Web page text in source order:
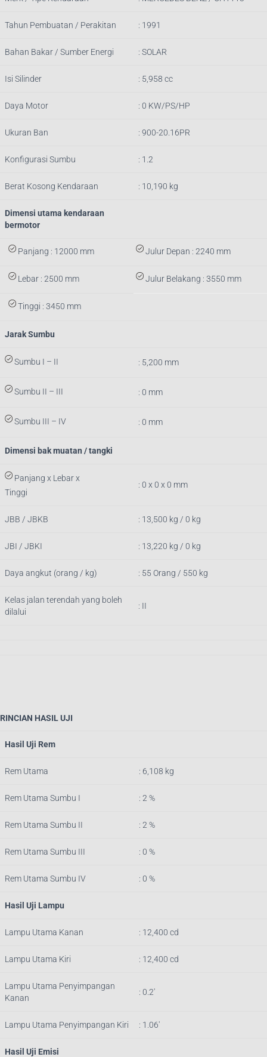
Tahun Pembuatan / Perakitan : 1991
Bahan Bakar / Sumber Energi : SOLAR
Isi Silinder : 5,958 cc
Daya Motor : 0 KW/PS/HP
Ukuran Ban : 900-20.16PR
Konfigurasi Sumbu : 1.2
Berat Kosong Kendaraan : 10,190 kg
Dimensi utama kendaraan
bermotor
Panjang : 12000 mm Julur Depan : 2240 mm
Lebar : 2500 mm Julur Belakang : 3550 mm
Tinggi : 3450 mm
Jarak Sumbu
Sumbu I – II : 5,200 mm
Sumbu II – III : 0 mm
Sumbu III – IV : 0 mm
Dimensi bak muatan / tangki
Panjang x Lebar x
Tinggi
: 0 x 0 x 0 mm
JBB / JBKB : 13,500 kg / 0 kg
JBI / JBKI : 13,220 kg / 0 kg
Daya angkut (orang / kg) : 55 Orang / 550 kg
Kelas jalan terendah yang boleh
dilalui
: II
RINCIAN HASIL UJI
Hasil Uji Rem
Rem Utama : 6,108 kg
Rem Utama Sumbu I : 2 %
Rem Utama Sumbu II : 2 %
Rem Utama Sumbu III : 0 %
Rem Utama Sumbu IV : 0 %
Hasil Uji Lampu
Lampu Utama Kanan : 12,400 cd
Lampu Utama Kiri : 12,400 cd
Lampu Utama Penyimpangan
Kanan
: 0.2′
Lampu Utama Penyimpangan Kiri : 1.06′
Hasil Uji Emisi